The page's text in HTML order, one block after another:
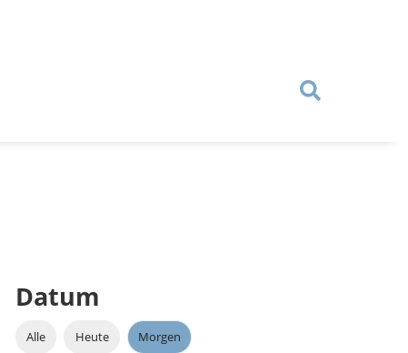
Datum
Alle Heute Morgen